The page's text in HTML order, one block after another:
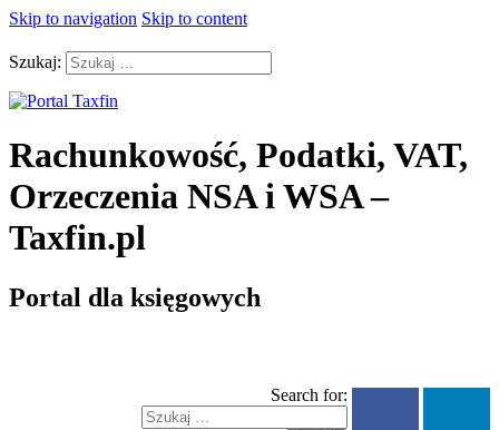
Skip to navigation Skip to content
Szukaj:
Rachunkowość, Podatki, VAT,
Orzeczenia NSA i WSA –
Taxfin.pl
Portal dla księgowych
Search for: